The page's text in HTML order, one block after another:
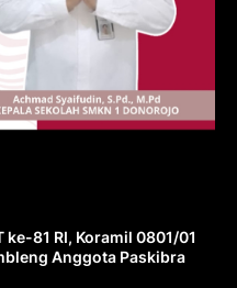
ke-81 RI, Koramil 0801/01
Anggota Paskibra